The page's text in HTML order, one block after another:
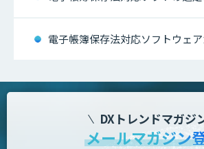
電子帳簿保存法対応ソフトウェ
DXトレンドマガジ
メールマガジン